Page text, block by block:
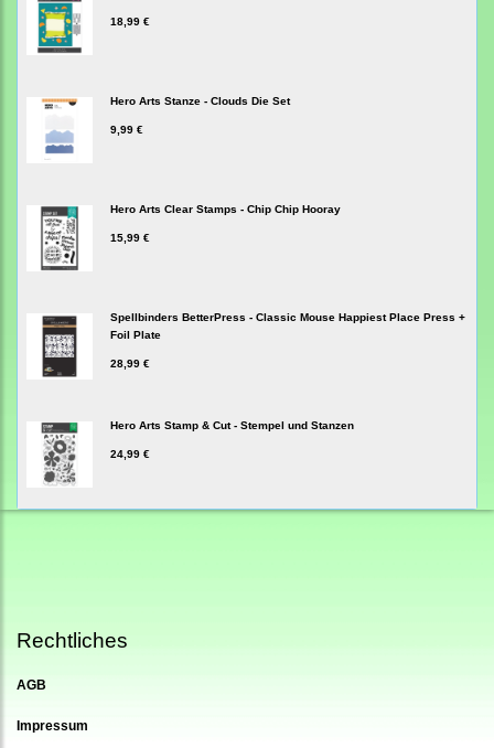
18,99 €
Hero Arts Stanze - Clouds Die Set
9,99 €
Hero Arts Clear Stamps - Chip Chip Hooray
15,99 €
Spellbinders BetterPress - Classic Mouse Happiest Place Press +
Foil Plate
28,99 €
Hero Arts Stamp & Cut - Stempel und Stanzen
24,99 €
Rechtliches
AGB
Impressum